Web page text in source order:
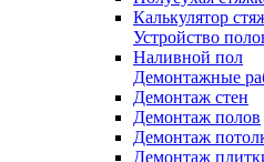
Калькулятор
Устройство
Наливной пол
Демонтажные
Демонтаж стен
Демонтаж полов
Демонтаж
Демонтаж